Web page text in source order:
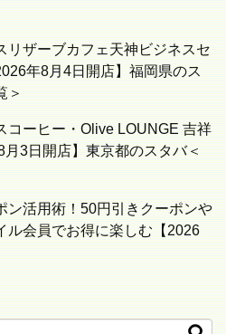
リザーブカフェ天神ビジネスセ
年8月4日開店】福岡県のス
＞
コーヒー・Olive LOUNGE 吉祥
月3日開店】東京都のスタバ＜
ン活用術！50円引きクーポンや
ル会員でお得に楽しむ【2026